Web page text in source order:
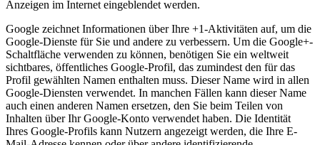
Anzeigen im Internet eingeblendet werden.
Google zeichnet Informationen über Ihre +1-Aktivitäten auf, um die
Google-Dienste für Sie und andere zu verbessern. Um die Google+-
Schaltfläche verwenden zu können, benötigen Sie ein weltweit
sichtbares, öffentliches Google-Profil, das zumindest den für das
Profil gewählten Namen enthalten muss. Dieser Name wird in allen
Google-Diensten verwendet. In manchen Fällen kann dieser Name
auch einen anderen Namen ersetzen, den Sie beim Teilen von
Inhalten über Ihr Google-Konto verwendet haben. Die Identität
Ihres Google-Profils kann Nutzern angezeigt werden, die Ihre E-